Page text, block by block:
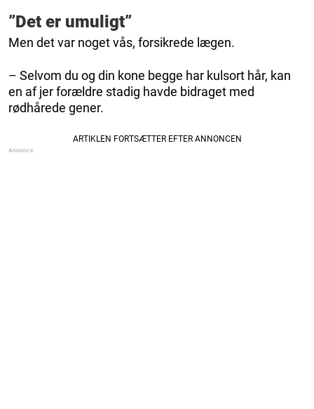
”Det er umuligt”
Men det var noget vås, forsikrede lægen.
– Selvom du og din kone begge har kulsort hår, kan
en af jer forældre stadig havde bidraget med
rødhårede gener.